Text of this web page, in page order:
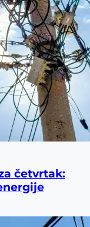
četvrtak: